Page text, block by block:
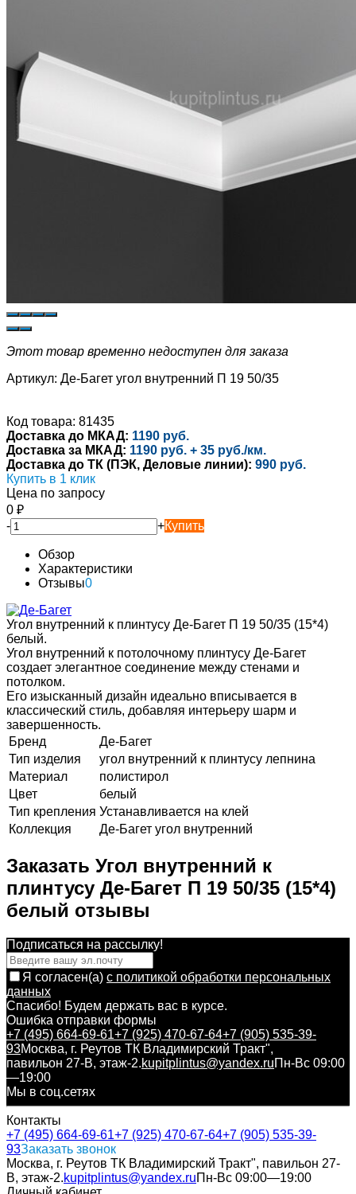
Этот товар временно недоступен для заказа
Артикул: Де-Багет угол внутренний П 19 50/35
Код товара: 81435
Доставка до МКАД: 1190 руб.
Доставка за МКАД: 1190 руб. + 35 руб./км.
Доставка до ТК (ПЭК, Деловые линии): 990 руб.
Купить в 1 клик
Цена по запросу
0 ₽
-
+Купить
Обзор
Характеристики
Отзывы0
Угол внутренний к плинтусу Де-Багет П 19 50/35 (15*4)
белый.
Угол внутренний к потолочному плинтусу Де-Багет
создает элегантное соединение между стенами и
потолком.
Его изысканный дизайн идеально вписывается в
классический стиль, добавляя интерьеру шарм и
завершенность.
Бренд
Де-Багет
Тип изделия
угол внутренний к плинтусу лепнина
Материал
полистирол
Цвет
белый
Тип крепления Устанавливается на клей
Коллекция
Де-Багет угол внутренний
Заказать Угол внутренний к
плинтусу Де-Багет П 19 50/35 (15*4)
белый отзывы
Подписаться на рассылкy!
Я согласен(a) с политикой обработки персональных
данных
Спасибо! Будем держать вас в курсе.
Ошибка отправки формы
+7 (495) 664-69-61+7 (925) 470-67-64+7 (905) 535-39-
93Москва, г. Реутов ТК Владимирский Тракт",
павильон 27-В, этаж-2.kupitplintus@yandex.ruПн-Вс 09:00
—19:00
Мы в соц.сетях
Контакты
+7 (495) 664-69-61+7 (925) 470-67-64+7 (905) 535-39-
93Заказать звонок
Москва, г. Реутов ТК Владимирский Тракт", павильон 27-
В, этаж-2.kupitplintus@yandex.ruПн-Вс 09:00—19:00